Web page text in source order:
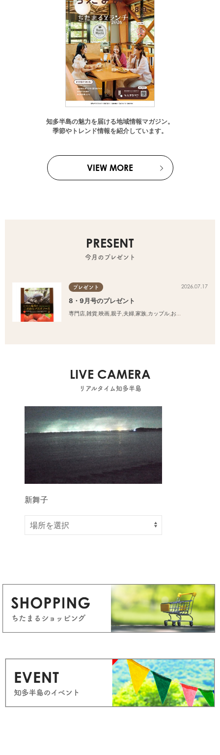
知多半島の魅力を届ける地域情報マガジン。
季節やトレンド情報を紹介しています。
VIEW MORE
PRESENT
今月のプレゼント
プレゼント 2026.07.17
8・9月号のプレゼント
専門店,雑貨,映画,親子,夫婦,家族,カップル,おひとりさま
LIVE CAMERA
リアルタイム知多半島
新舞子